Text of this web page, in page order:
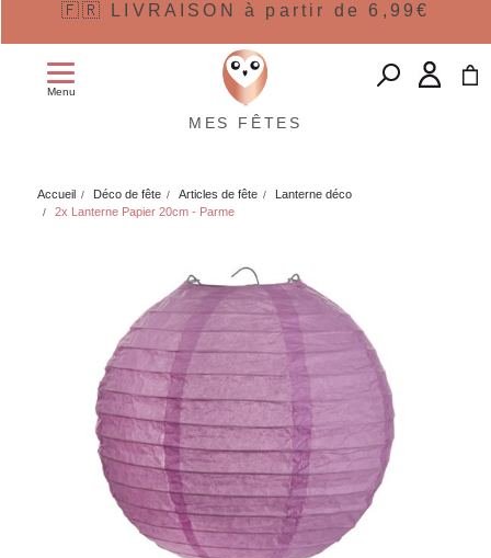
🇫🇷 LIVRAISON à partir de 6,99€
Menu
MES FÊTES
Accueil Déco de fête Articles de fête
Lanterne déco
2x Lanterne Papier 20cm - Parme